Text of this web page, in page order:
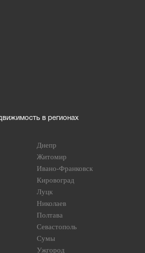
в регионах
Днепр
Житомир
Ивано-Франковск
Кировоград
Луцк
Николаев
Полтава
Севастополь
Сумы
Ужгород